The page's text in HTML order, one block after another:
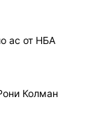
ас от НБА
Колман